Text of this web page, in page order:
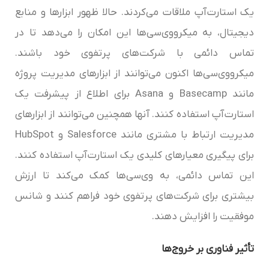
یک استارت‌آپ ملاقات می‌کردند. حالا ظهور ابزارها و منابع
دیجیتال، به میکرو‌وی‌سی‌‌ها این امکان را می‌دهد تا در
تماس دائمی با شرکت‌های پرتفوی خود باشند.
میکرو‌وی‌سی‌‌ها اکنون می‌توانند از ابزارهای مدیریت پروژه
مانند Basecamp و Asana برای اطلاع از پیشرفت یک
استارت‌آپ استفاده کنند. آنها همچنین می‌توانند از ابزارهای
مدیریت ارتباط با مشتری مانند Salesforce و HubSpot
برای پیگیری معیارهای کلیدی یک استارت‌آپ استفاده کنند.
این تماس دائمی، به وی‌سی‌ها کمک می‌کند تا ارزش
بیشتری برای شرکت‌های پرتفوی خود فراهم کنند و شانس
موفقیت را افزایش دهند.
تأثیر فناوری بر خروج‌ها